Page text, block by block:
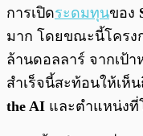
การเปิดระดมทุนของ
มาก โดยขณะนี้โครง
ล้านดอลลาร์ จากเป้
สำเร็จนี้สะท้อนให้เห็
the AI และตำแหน่งที่